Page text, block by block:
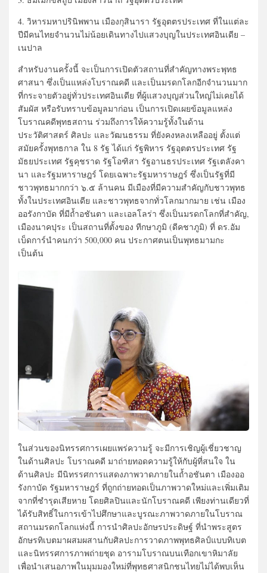
4. วิหารมหาปรินิพพาน เมืองกุสินารา รัฐอุตตรประเทศ ที่ในแต่ละ
ปีมีคนไทยจำนวนไม่น้อยเดินทางไปแสวงบุญในประเทศอินเดีย –
เนปาล
สำหรับงานครั้งนี้ จะเป็นการเปิดตัวสถานที่สำคัญทางพระพุทธ
ศาสนา ซึ่งเป็นแหล่งโบราณคดี และเป็นมรดกโลกอีกจำนวนมาก
ที่กระจายตัวอยู่ทั่วประเทศอินเดีย ที่ผู้แสวงบุญส่วนใหญ่ไม่เคยได้
สัมผัส หรือรับทราบข้อมูลมาก่อน เป็นการเปิดเผยข้อมูลแหล่ง
โบราณคดีพุทธสถาน ร่วมถึงการให้ความรู้ทั้งในด้าน
ประวัติศาสตร์ ศิลปะ และวัฒนธรรม ที่ยังคงหลงเหลืออยู่ ตั้งแต่
สมัยครั้งพุทธกาล ใน 8 รัฐ ได้แก่ รัฐพิหาร รัฐอุตตรประเทศ รัฐ
มัธยประเทศ รัฐคุชราด รัฐโอฑิสา รัฐอานธรประเทศ รัฐเตลังคา
นา และรัฐมหาราษฎร์ โดยเฉพาะรัฐมหาราษฎร์ ซึ่งเป็นรัฐที่มี
ชาวพุทธมากกว่า ๖.๕ ล้านคน มีเมืองที่มีความสำคัญกับชาวพุทธ
ทั้งในประเทศอินเดีย และชาวพุทธจากทั่วโลกมากมาย เช่น เมือง
ออรังกาบัด ที่มีถ้ำอชันตา และเอลโลร่า ซึ่งเป็นมรดกโลกที่สำคัญ,
เมืองนาคปุระ เป็นสถานที่ตั้งของ ทีกษาภูมิ (ดีคชาภูมิ) ที่ ดร.อัม
เบ็ดการ์นำคนกว่า 500,000 คน ประกาศตนเป็นพุทธมามกะ
เป็นต้น
ในส่วนของนิทรรศการเผยแพร่ความรู้ จะมีการเชิญผู้เชี่ยวชาญ
ในด้านศิลปะ โบราณคดี มาถ่ายทอดความรู้ให้กับผู้ที่สนใจ ใน
ด้านศิลปะ มีนิทรรศการแสดงภาพวาดภายในถ้ำอชันตา เมืองออ
รังกาบัด รัฐมหาราษฎร์ ที่ถูกถ่ายทอดเป็นภาพวาดใหม่และเพิ่มเติม
จากที่ชำรุดเสียหาย โดยศิลปินและนักโบราณคดี เพียงท่านเดียวที่
ได้รับสิทธิ์ในการเข้าไปศึกษาและบูรณะภาพวาดภายในโบราณ
สถานมรดกโลกแห่งนี้ การนำศิลปะอักษรประดิษฐ์ ที่นำพระสูตร
อักษรทิเบตมาผสมผสานกับศิลปะการวาดภาพพุทธศิลป์แบบทิเบต
และนิทรรศการภาพถ่ายชุด อารามโบราณบนเทือกเขาหิมาลัย
เพื่อนำเสนอภาพในมุมมองใหม่ที่พุทธศาสนิกชนไทยไม่ได้พบเห็น